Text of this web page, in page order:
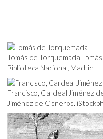
Tomás de Torquemada
Biblioteca Nacional, Madrid
Francisco, Cardeal Jiménez
Jiménez de Cisneros.